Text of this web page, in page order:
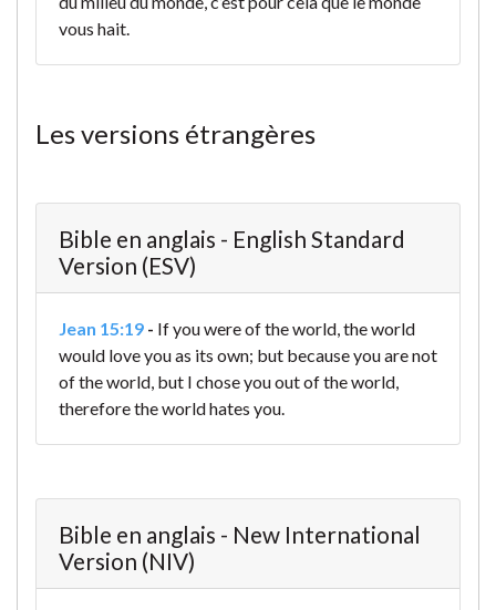
vous hait.
Les versions étrangères
Bible en anglais - English Standard
Version (ESV)
Jean 15:19 - If you were of the world, the world
would love you as its own; but because you are not
of the world, but I chose you out of the world,
therefore the world hates you.
Bible en anglais - New International
Version (NIV)